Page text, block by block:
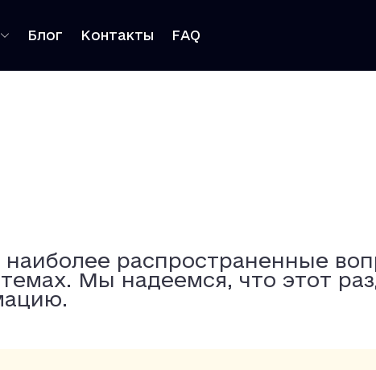
Блог Контакты FAQ
распространенные
Мы надеемся, что этот